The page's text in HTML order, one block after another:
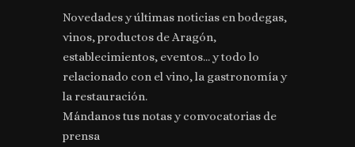
Novedades y últimas noticias en bodegas,
vinos, productos de Aragón,
establecimientos, eventos... y todo lo
relacionado con el vino, la gastronomía y
la restauración.
Mándanos tus notas y convocatorias de
prensa